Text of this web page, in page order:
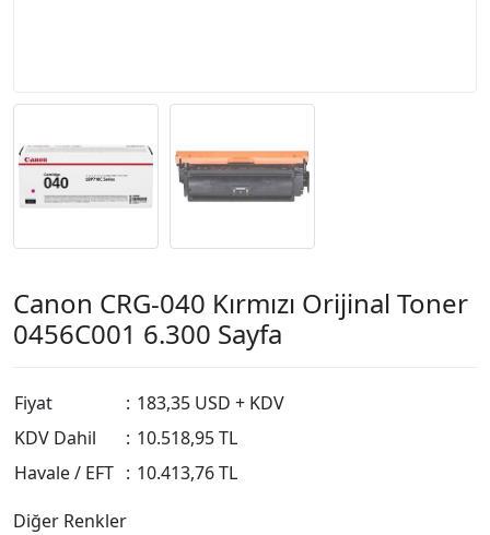
Canon CRG-040 Kırmızı Orijinal Toner
0456C001 6.300 Sayfa
Fiyat : 183,35 USD + KDV
KDV Dahil
: 10.518,95 TL
Havale / EFT : 10.413,76 TL
Diğer Renkler